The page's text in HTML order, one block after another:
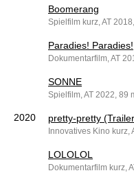
Boomerang
Spielfilm kurz, AT
Paradies! Paradies!
Dokumentarfilm, AT
SONNE
Spielfilm, AT 2022, 89
2020 pretty-pretty
Innovatives Kino kurz,
LOLOLOL
Dokumentarfilm kurz,